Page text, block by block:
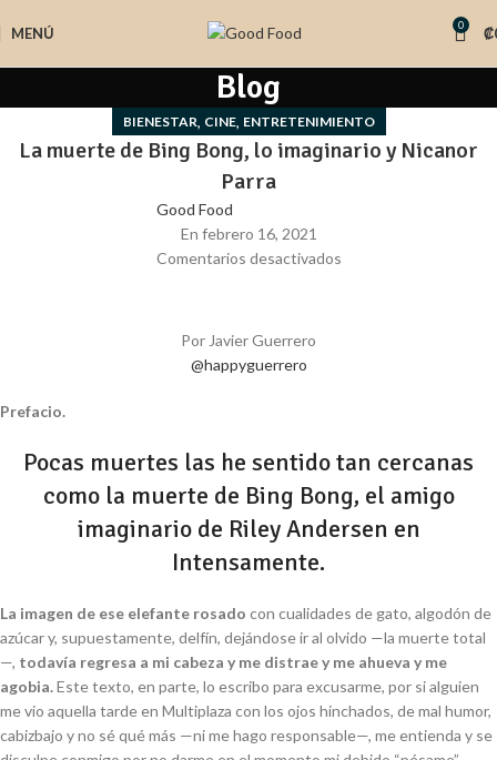
MENÚ 0 ₡
Blog
BIENESTAR, CINE, ENTRETENIMIENTO
La muerte de Bing Bong, lo imaginario y Nicanor
Parra
Good Food
En febrero 16, 2021
Comentarios desactivados
Por Javier Guerrero
@happyguerrero
Prefacio.
Pocas muertes las he sentido tan cercanas
como la muerte de Bing Bong, el amigo
imaginario de Riley Andersen en
Intensamente.
La imagen de ese elefante rosado con cualidades de gato, algodón de
azúcar y, supuestamente, delfín, dejándose ir al olvido —la muerte total
—, todavía regresa a mi cabeza y me distrae y me ahueva y me
agobia.Este texto, en parte, lo escribo para excusarme, por si alguien
me vio aquella tarde en Multiplaza con los ojos hinchados, de mal humor,
cabizbajo y no sé qué más —ni me hago responsable—, me entienda y se